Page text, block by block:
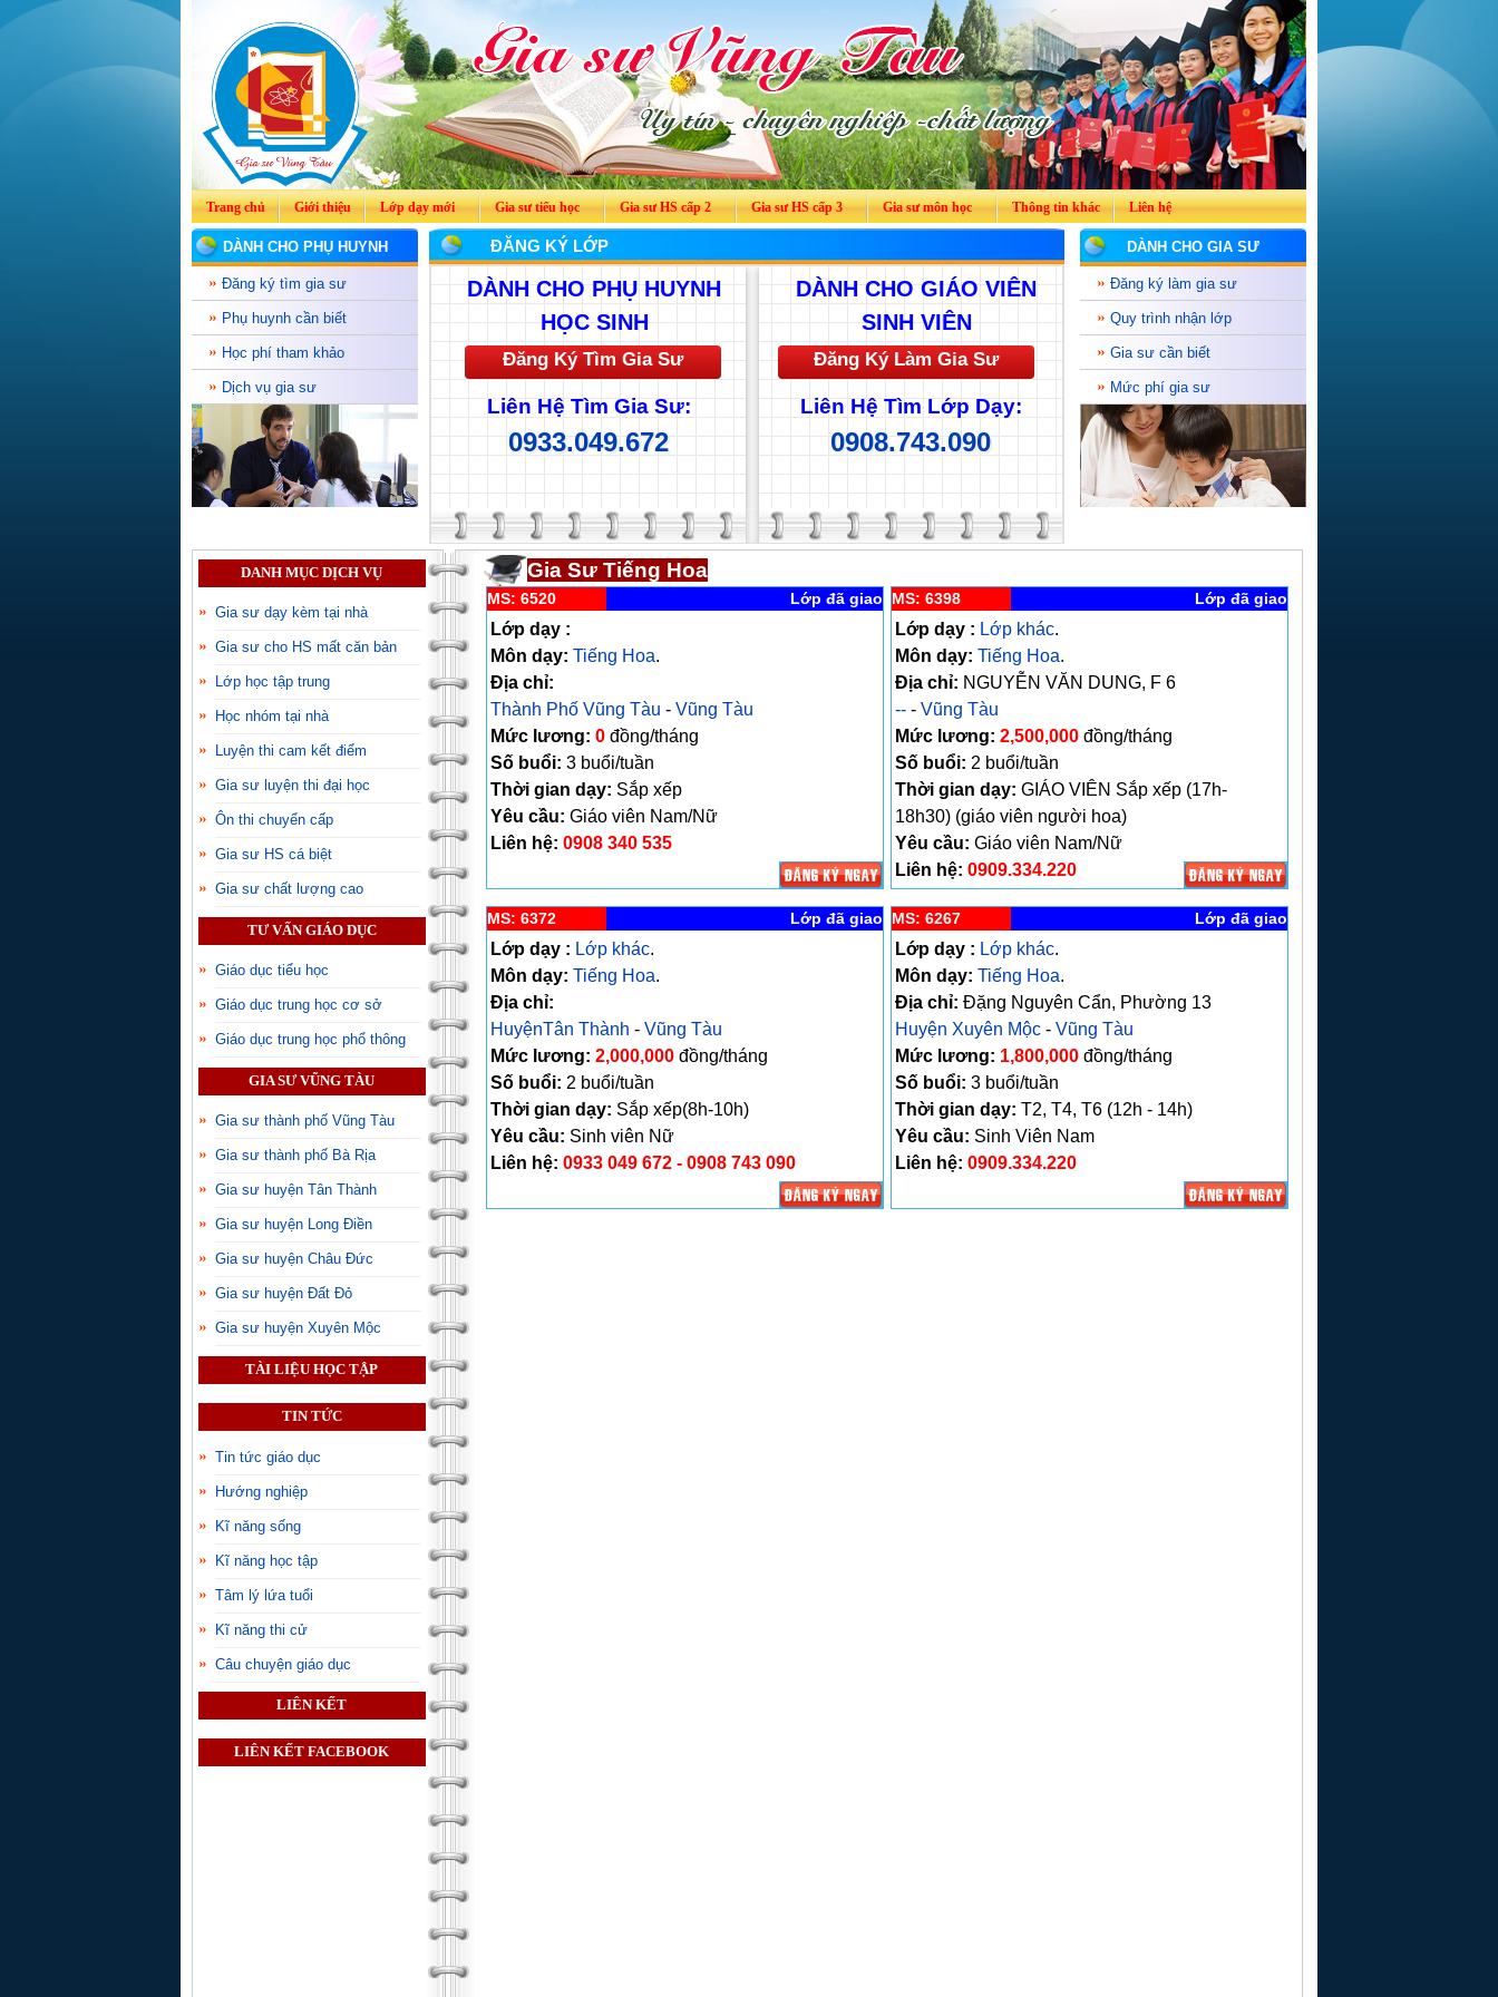
Trang chủ Giới thiệu Lớp dạy mới Gia sư tiểu học Gia sư HS cấp 2 Gia sư HS cấp 3 Gia sư môn học Thông tin khác Liên hệ
DÀNH CHO PHỤ HUYNH
Đăng ký tìm gia sư
Phụ huynh cần biết
Học phí tham khảo
Dịch vụ gia sư
ĐĂNG KÝ LỚP
DÀNH CHO PHỤ HUYNH
HỌC SINH
Đăng Ký Tìm Gia Sư
Liên Hệ Tìm Gia Sư:
0933.049.672
DÀNH CHO GIÁO VIÊN
SINH VIÊN
Đăng Ký Làm Gia Sư
Liên Hệ Tìm Lớp Dạy:
0908.743.090
DÀNH CHO GIA SƯ
Đăng ký làm gia sư
Quy trình nhận lớp
Gia sư cần biết
Mức phí gia sư
DANH MỤC DỊCH VỤ
Gia sư dạy kèm tại nhà
Gia sư cho HS mất căn bản
Lớp học tập trung
Học nhóm tại nhà
Luyện thi cam kết điểm
Gia sư luyện thi đại học
Ôn thi chuyển cấp
Gia sư HS cá biệt
Gia sư chất lượng cao
TƯ VẤN GIÁO DỤC
Giáo dục tiểu học
Giáo dục trung học cơ sở
Giáo dục trung học phổ thông
GIA SƯ VŨNG TÀU
Gia sư thành phố Vũng Tàu
Gia sư thành phố Bà Rịa
Gia sư huyện Tân Thành
Gia sư huyện Long Điền
Gia sư huyện Châu Đức
Gia sư huyện Đất Đỏ
Gia sư huyện Xuyên Mộc
TÀI LIỆU HỌC TẬP
TIN TỨC
Tin tức giáo dục
Hướng nghiệp
Kĩ năng sống
Kĩ năng học tập
Tâm lý lứa tuổi
Kĩ năng thi cử
Câu chuyện giáo dục
LIÊN KẾT
LIÊN KẾT FACEBOOK
Gia Sư Tiếng Hoa
MS: 6520 Lớp đã giao
Lớp dạy :
Môn dạy: Tiếng Hoa.
Địa chỉ:
Thành Phố Vũng Tàu - Vũng Tàu
Mức lương: 0 đồng/tháng
Số buổi: 3 buổi/tuần
Thời gian dạy: Sắp xếp
Yêu cầu: Giáo viên Nam/Nữ
Liên hệ: 0908 340 535
MS: 6398 Lớp đã giao
Lớp dạy : Lớp khác.
Môn dạy: Tiếng Hoa.
Địa chỉ: NGUYỄN VĂN DUNG, F 6
-- - Vũng Tàu
Mức lương: 2,500,000 đồng/tháng
Số buổi: 2 buổi/tuần
Thời gian dạy: GIÁO VIÊN Sắp xếp (17h-
18h30) (giáo viên người hoa)
Yêu cầu: Giáo viên Nam/Nữ
Liên hệ: 0909.334.220
MS: 6372 Lớp đã giao
Lớp dạy : Lớp khác.
Môn dạy: Tiếng Hoa.
Địa chỉ:
HuyệnTân Thành - Vũng Tàu
Mức lương: 2,000,000 đồng/tháng
Số buổi: 2 buổi/tuần
Thời gian dạy: Sắp xếp(8h-10h)
Yêu cầu: Sinh viên Nữ
Liên hệ: 0933 049 672 - 0908 743 090
MS: 6267 Lớp đã giao
Lớp dạy : Lớp khác.
Môn dạy: Tiếng Hoa.
Địa chỉ: Đặng Nguyên Cẩn, Phường 13
Huyện Xuyên Mộc - Vũng Tàu
Mức lương: 1,800,000 đồng/tháng
Số buổi: 3 buổi/tuần
Thời gian dạy: T2, T4, T6 (12h - 14h)
Yêu cầu: Sinh Viên Nam
Liên hệ: 0909.334.220